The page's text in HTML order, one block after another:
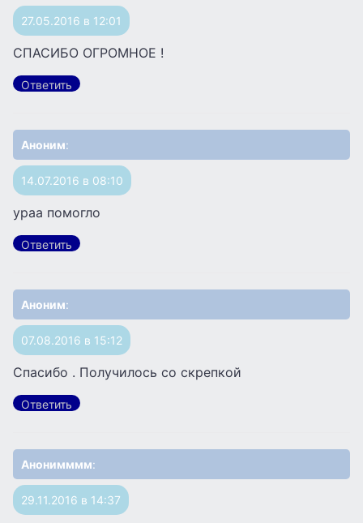
27.05.2016 в 12:01
СПАСИБО ОГРОМНОЕ !
Ответить
Аноним:
14.07.2016 в 08:10
ураа помогло
Ответить
Аноним:
07.08.2016 в 15:12
Спасибо . Получилось со скрепкой
Ответить
Анонимммм:
29.11.2016 в 14:37